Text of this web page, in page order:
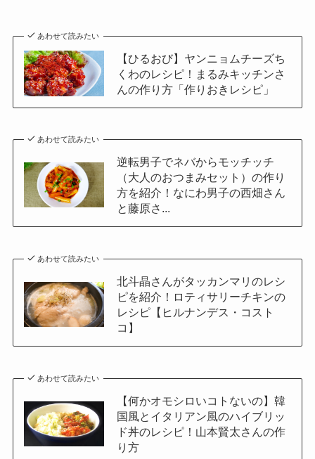
あわせて読みたい
【ひるおび】ヤンニョムチーズち
くわのレシピ！まるみキッチンさ
んの作り方「作りおきレシピ」
あわせて読みたい
逆転男子でネバからモッチッチ
（大人のおつまみセット）の作り
方を紹介！なにわ男子の西畑さん
と藤原さ...
あわせて読みたい
北斗晶さんがタッカンマリのレシ
ピを紹介！ロティサリーチキンの
レシピ【ヒルナンデス・コスト
コ】
あわせて読みたい
【何かオモシロいコトないの】韓
国風とイタリアン風のハイブリッ
ド丼のレシピ！山本賢太さんの作
り方